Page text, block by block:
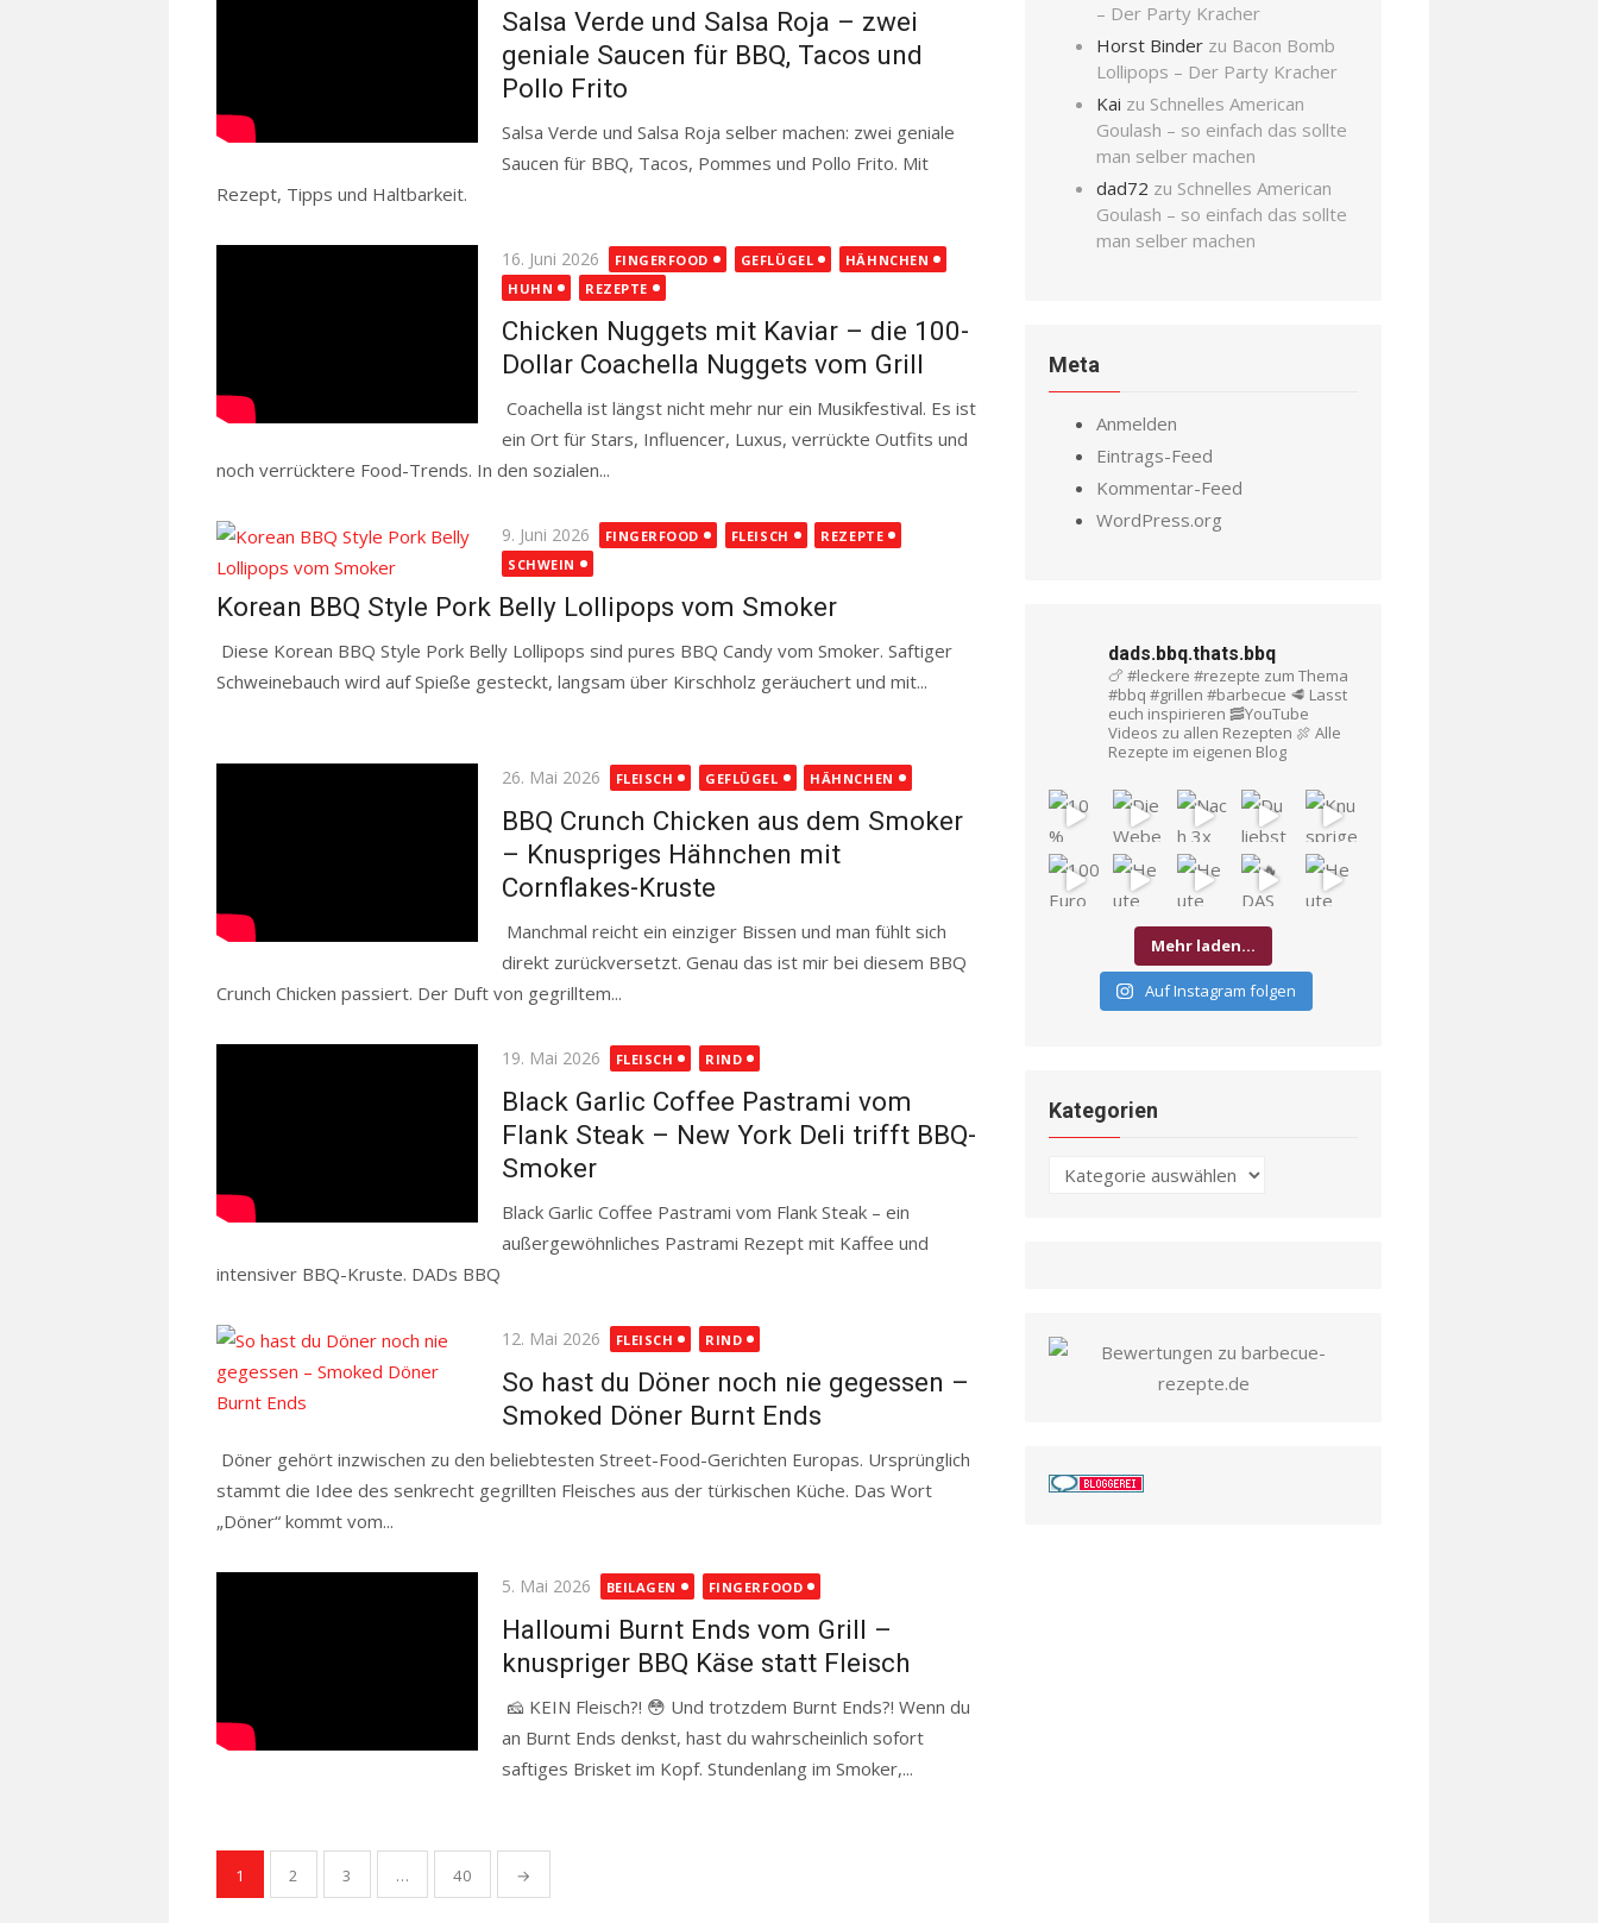
Salsa Verde und Salsa Roja – zwei
geniale Saucen für BBQ, Tacos und
Pollo Frito
Salsa Verde und Salsa Roja selber machen: zwei geniale
Saucen für BBQ, Tacos, Pommes und Pollo Frito. Mit
Rezept, Tipps und Haltbarkeit.
Posted
on
16. Juni 2026 FINGERFOOD GEFLÜGEL
HÄHNCHEN
HUHN
REZEPTE
Chicken Nuggets mit Kaviar – die 100-
Dollar Coachella Nuggets vom Grill
Coachella ist längst nicht mehr nur ein Musikfestival. Es ist
ein Ort für Stars, Influencer, Luxus, verrückte Outfits und
noch verrücktere Food-Trends. In den sozialen...
Posted
on
9. Juni 2026 FINGERFOOD FLEISCH
REZEPTE
SCHWEIN
Korean BBQ Style Pork Belly Lollipops vom Smoker
Diese Korean BBQ Style Pork Belly Lollipops sind pures BBQ Candy vom Smoker. Saftiger
Schweinebauch wird auf Spieße gesteckt, langsam über Kirschholz geräuchert und mit...
Posted
26. Mai 2026 FLEISCH GEFLÜGEL HÄHNCHEN
BBQ Crunch Chicken aus dem Smoker
– Knuspriges Hähnchen mit
Cornflakes-Kruste
Manchmal reicht ein einziger Bissen und man fühlt sich
direkt zurückversetzt. Genau das ist mir bei diesem BBQ
Crunch Chicken passiert. Der Duft von gegrilltem...
Posted
19. Mai 2026 FLEISCH RIND
Black Garlic Coffee Pastrami vom
Flank Steak – New York Deli trifft BBQ-
Smoker
Black Garlic Coffee Pastrami vom Flank Steak – ein
außergewöhnliches Pastrami Rezept mit Kaffee und
intensiver BBQ-Kruste. DADs BBQ
Posted
12. Mai 2026 FLEISCH RIND
So hast du Döner noch nie gegessen –
Smoked Döner Burnt Ends
Döner gehört inzwischen zu den beliebtesten Street-Food-Gerichten Europas. Ursprünglich
stammt die Idee des senkrecht gegrillten Fleisches aus der türkischen Küche. Das Wort
„Döner“ kommt vom...
Posted
5. Mai 2026 BEILAGEN FINGERFOOD
Halloumi Burnt Ends vom Grill –
knuspriger BBQ Käse statt Fleisch
🧀 KEIN Fleisch?! 😳 Und trotzdem Burnt Ends?! Wenn du
an Burnt Ends denkst, hast du wahrscheinlich sofort
saftiges Brisket im Kopf. Stundenlang im Smoker,...
Seitennummerierung
der
1 2 3 … 40 →
– Der Party Kracher
Horst Binder zu Bacon Bomb
Lollipops – Der Party Kracher
Kai zu Schnelles American
Goulash – so einfach das sollte
man selber machen
dad72 zu Schnelles American
Goulash – so einfach das sollte
man selber machen
Meta
Anmelden
Eintrags-Feed
Kommentar-Feed
WordPress.org
dads.bbq.thats.bbq
🍗 #leckere #rezepte zum Thema
#bbq #grillen #barbecue 🥩 Lasst
euch inspirieren 🥓YouTube
Videos zu allen Rezepten 🍖 Alle
Rezepte im eigenen Blog
Mehr laden…
Auf Instagram folgen
Kategorien
Kategorien